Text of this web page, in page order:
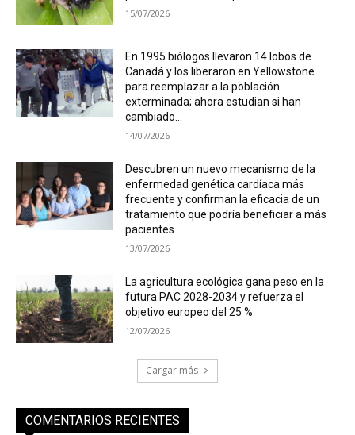
15/07/2026
En 1995 biólogos llevaron 14 lobos de
Canadá y los liberaron en Yellowstone
para reemplazar a la población
exterminada; ahora estudian si han
cambiado...
14/07/2026
Descubren un nuevo mecanismo de la
enfermedad genética cardíaca más
frecuente y confirman la eficacia de un
tratamiento que podría beneficiar a más
pacientes
13/07/2026
La agricultura ecológica gana peso en la
futura PAC 2028-2034 y refuerza el
objetivo europeo del 25 %
12/07/2026
Cargar más
COMENTARIOS RECIENTES